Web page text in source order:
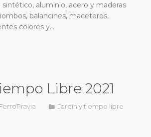
aluminio, acero y maderas
balancines, maceteros,
colores y…
Libre 2021
Jardín y tiempo libre